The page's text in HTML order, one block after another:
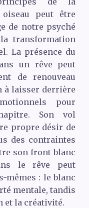
peut être
de notre psyché
transformation
La présence du
un rêve peut
de renouveau
à laisser derrière
pour
Son vol
propre désir de
des contraintes
son front blanc
le rêve peut
mêmes : le blanc
mentale, tandis
et la créativité.